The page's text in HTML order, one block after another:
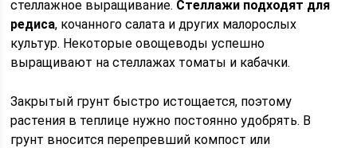
стеллажное выращивание. Стеллажи подходят для
редиса, кочанного салата и других малорослых
культур. Некоторые овощеводы успешно
выращивают на стеллажах томаты и кабачки.
Закрытый грунт быстро истощается, поэтому
растения в теплице нужно постоянно удобрять. В
грунт вносится перепревший компост или